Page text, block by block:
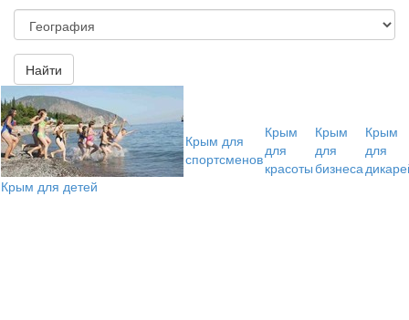
Найти
Крым для детей
Крым для
спортсменов
Крым
для
красоты
Крым
для
бизнеса
Крым
для